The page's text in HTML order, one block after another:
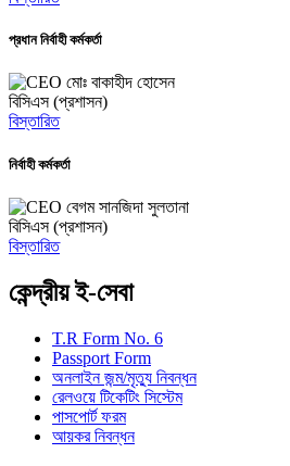
প্রধান নির্বাহী কর্মকর্তা
মোঃ বাকাহীদ হোসেন
বিসিএস (প্রশাসন)
বিস্তারিত
নির্বাহী কর্মকর্তা
বেগম সানজিদা সুলতানা
বিসিএস (প্রশাসন)
বিস্তারিত
কেন্দ্রীয় ই-সেবা
T.R Form No. 6
Passport Form
অনলাইন জন্ম/মৃত্যু নিবন্ধন
রেলওয়ে টিকেটিং সিস্টেম
পাসপোর্ট ফরম
আয়কর নিবন্ধন